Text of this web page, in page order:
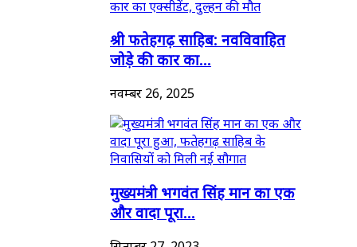
श्री फतेहगढ़ साहिब: नवविवाहित
जोड़े की कार का...
नवम्बर 26, 2025
मुख्यमंत्री भगवंत सिंह मान का एक
और वादा पूरा...